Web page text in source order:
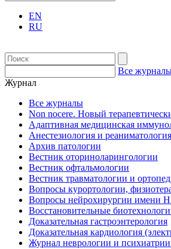
EN
RU
Все
Журнал
Все журналы
Non nocere. Новый
Адаптивная медицинская
Анестезиология и реаниматология
Архив патологии
Вестник оториноларингологии
Вестник офтальмологии
Вестник травматологии и
Вопросы курортологии,
Вопросы нейрохирургии имени
Восстановительные
Доказательная гастроэнтерология
Доказательная кардиология
Журнал неврологии и